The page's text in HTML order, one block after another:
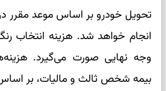
تحویل خودرو بر اساس موعد مقرر
انجام خواهد شد. هزینه انتخاب
وجه نهایی صورت می‌گیرد.
بیمه شخص ثالث و مالیات، بر